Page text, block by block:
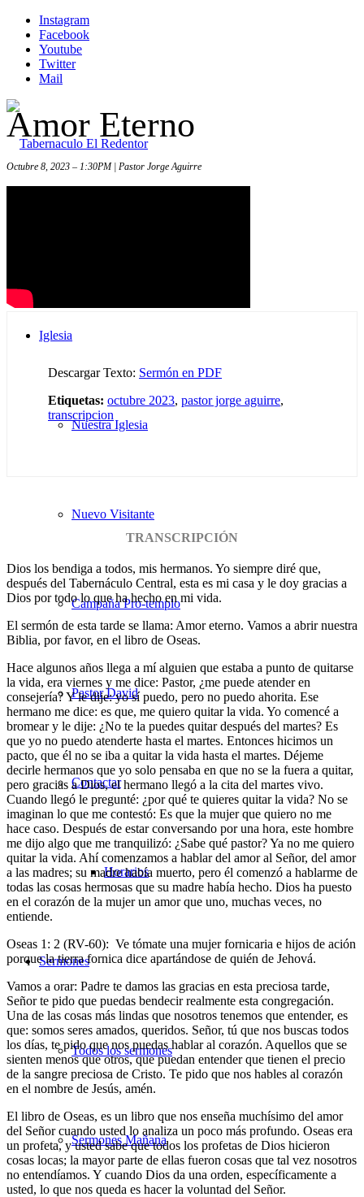
Instagram
Facebook
Youtube
Twitter
Mail
Iglesia
Nuestra Iglesia
Nuevo Visitante
Campaña Pro-templo
Pastor David
Contactar
Horarios
Sermones
Todos los sermones
Sermones Mañana
Amor Eterno
Octubre 8, 2023 – 1:30PM | Pastor Jorge Aguirre
Descargar Texto: Sermón en PDF
Etiquetas: octubre 2023, pastor jorge aguirre,
transcripcion
TRANSCRIPCIÓN
Dios los bendiga a todos, mis hermanos. Yo siempre diré que,
después del Tabernáculo Central, esta es mi casa y le doy gracias a
Dios por todo lo que ha hecho en mi vida.
El sermón de esta tarde se llama: Amor eterno. Vamos a abrir nuestra
Biblia, por favor, en el libro de Oseas.
Hace algunos años llega a mí alguien que estaba a punto de quitarse
la vida, era viernes y me dice: Pastor, ¿me puede atender en
consejería? Y le dije: yo sí puedo, pero no puedo ahorita. Ese
hermano me dice: es que, me quiero quitar la vida. Yo comencé a
bromear y le dije: ¿No te la puedes quitar después del martes? Es
que yo no puedo atenderte hasta el martes. Entonces hicimos un
pacto, que él no se iba a quitar la vida hasta el martes. Déjeme
decirle hermanos que yo solo pensaba en que no se la fuera a quitar,
pero gracias a Dios, el hermano llegó a la cita del martes vivo.
Cuando llegó le pregunté: ¿por qué te quieres quitar la vida? No se
imaginan lo que me contestó: Es que la mujer que quiero no me
hace caso. Después de estar conversando por una hora, este hombre
me dijo algo que me tranquilizó: ¿Sabe qué pastor? Ya no me quiero
quitar la vida. Ahí comenzamos a hablar del amor al Señor, del amor
a las madres; su madre había muerto, pero él comenzó a hablarme de
todas las cosas hermosas que su madre había hecho. Dios ha puesto
en el corazón de la mujer un amor que uno, muchas veces, no
entiende.
Oseas 1: 2 (RV-60): Ve tómate una mujer fornicaria e hijos de ación
porque la tierra fornica dice apartándose de quién de Jehová.
Vamos a orar: Padre te damos las gracias en esta preciosa tarde,
Señor te pido que puedas bendecir realmente esta congregación.
Una de las cosas más lindas que nosotros tenemos que entender, es
que: somos seres amados, queridos. Señor, tú que nos buscas todos
los días, te pido que nos puedas hablar al corazón. Aquellos que se
sienten menos que otros, que puedan entender que tienen el precio
de la sangre preciosa de Cristo. Te pido que nos hables al corazón
en el nombre de Jesús, amén.
El libro de Oseas, es un libro que nos enseña muchísimo del amor
del Señor cuando usted lo analiza un poco más profundo. Oseas era
un profeta, y usted sabe que todos los profetas de Dios hicieron
cosas locas; la mayor parte de ellas fueron cosas que tal vez nosotros
no entendíamos. Y cuando Dios da una orden, específicamente a
usted, lo que nos queda es hacer la voluntad del Señor.